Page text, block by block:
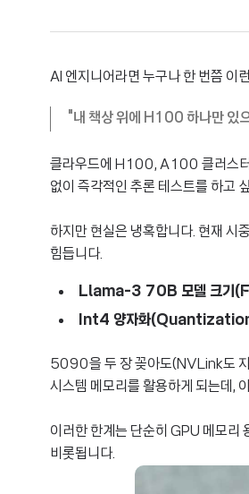
AI 엔지니어라면 누구나 한 번쯤 이
"내 책상 위에 H100 하나만 있
클라우드에 H100, A100 클러스터
없이 즉각적인 추론 테스트를 하고
하지만 현실은 냉혹합니다. 현재
힘듭니다.
Llama-3 70B 모델 크기
Int4 양자화
5090을 두 장 꽂아도(NVLink도 지
시스템 메모리를 활용하게 되는데,
이러한 한계는 단순히 GPU 메모
비롯됩니다.